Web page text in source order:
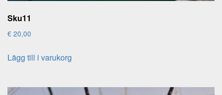
Sku11
€ 20,00
Lägg till i varukorg